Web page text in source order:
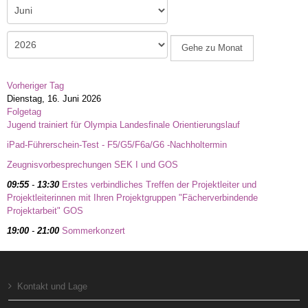
Gehe zu Monat
Vorheriger Tag
Dienstag, 16. Juni 2026
Folgetag
Jugend trainiert für Olympia Landesfinale Orientierungslauf
iPad-Führerschein-Test - F5/G5/F6a/G6 -Nachholtermin
Zeugnisvorbesprechungen SEK I und GOS
09:55- 13:30 Erstes verbindliches Treffen der Projektleiter und
Projektleiterinnen mit Ihren Projektgruppen "Fächerverbindende
Projektarbeit" GOS
19:00 -21:00 Sommerkonzert
Kontakt und Lage